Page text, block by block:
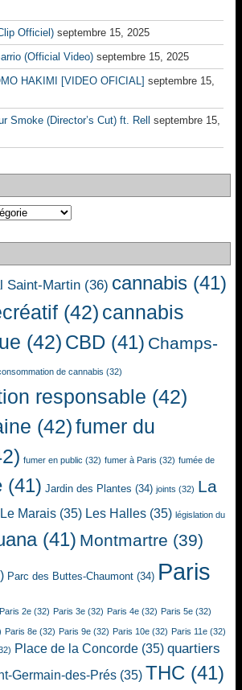
Officiel) septembre 15, 2025
(Official Video) septembre 15, 2025
HAKIMI [VIDEO OFICIAL] septembre 15,
Smoke (Director’s Cut) ft. Rell
septembre 15,
Saint-Martin (36) cannabis (41)
(42) cannabis
(42) CBD (41) Champs-
de cannabis (32)
responsable (42)
(42)fumer du
fumer en public (32) fumer à Paris (32) fumée de
(41) Jardin des Plantes (34) joints (32) La
Le Marais (35) Les Halles (35) législation du
(41) Montmartre (39)
Parc des Buttes-Chaumont (34) Paris
Paris 2e (32) Paris 3e (32) Paris 4e (32) Paris 5e (32)
Paris 8e (32) Paris 9e (32) Paris 10e (32) Paris 11e (32)
Place de la Concorde (35) quartiers
Germain-des-Prés (35) THC (41)